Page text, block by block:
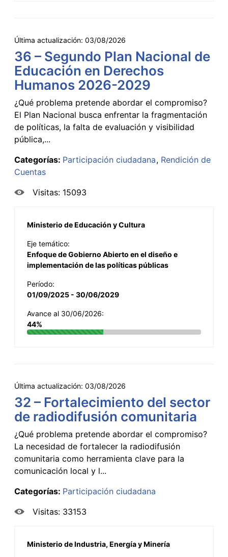
Última actualización: 03/08/2026
36 – Segundo Plan Nacional de
Educación en Derechos
Humanos 2026-2029
¿Qué problema pretende abordar el compromiso?
El Plan Nacional busca enfrentar la fragmentación
de políticas, la falta de evaluación y visibilidad
pública,...
Categorías: Participación ciudadana Rendición de
Cuentas
Visitas: 15093
Ministerio de Educación y Cultura
Eje temático:
Enfoque de Gobierno Abierto en el diseño e
implementación de las políticas públicas
Período:
01/09/2025 - 30/06/2029
Avance al 30/06/2026:
44%
Última actualización: 03/08/2026
32 – Fortalecimiento del sector
de radiodifusión comunitaria
¿Qué problema pretende abordar el compromiso?
La necesidad de fortalecer la radiodifusión
comunitaria como herramienta clave para la
comunicación local y l...
Categorías: Participación ciudadana
Visitas: 33153
Ministerio de Industria, Energía y Minería